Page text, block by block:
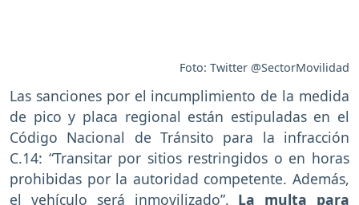
Foto: Twitter @SectorMovilidad
Las sanciones por el incumplimiento de la medida
de pico y placa regional están estipuladas en el
Código Nacional de Tránsito para la infracción
C.14: “Transitar por sitios restringidos o en horas
prohibidas por la autoridad competente. Además,
el vehículo será inmovilizado”. La multa para